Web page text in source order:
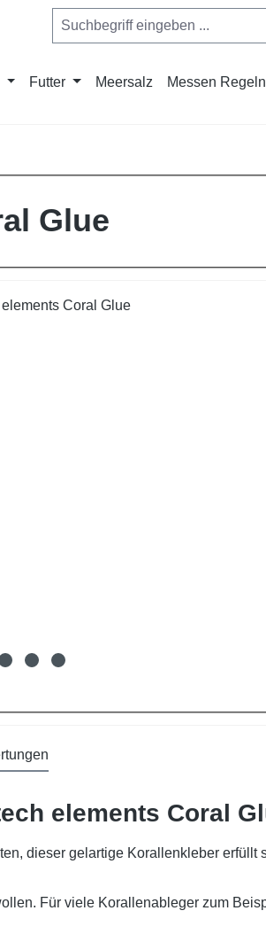
Futter Meersalz Messen Regeln
Glue
elements Coral
dieser gelartige Korallenkleber erfüllt
Für viele Korallenableger zum